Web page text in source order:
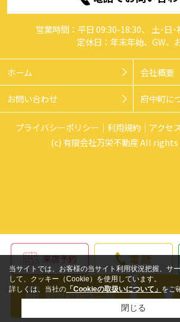
営業時間：平日 09:30-18:30、 土･日･
定休日：年末年始、GW、
ホーム 会社概要
お問い合わせ 府中町に
プライバシーポリシー 利用規約 アクセ
(c) 有限会社万栄不動産 All
当サイトでは、お客様の当サイト利用状況把握、サ
して、クッキー（Cookie）を使用しています。
詳しくは、当社の 「Cookieの取扱いについて」 をご
閉じる